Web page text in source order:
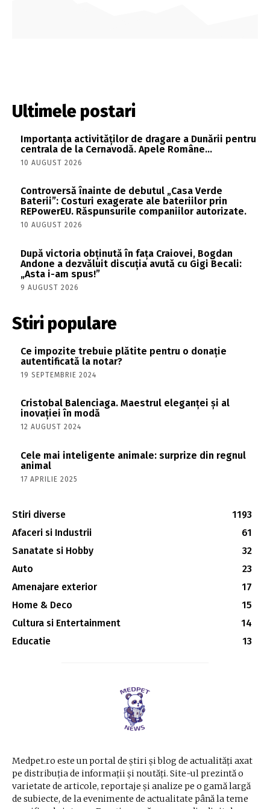
Ultimele postari
Importanța activităților de dragare a Dunării pentru
centrala de la Cernavodă. Apele Române…
10 AUGUST 2026
Controversă înainte de debutul „Casa Verde
Baterii”: Costuri exagerate ale bateriilor prin
REPowerEU. Răspunsurile companiilor autorizate.
10 AUGUST 2026
După victoria obținută în fața Craiovei, Bogdan
Andone a dezvăluit discuția avută cu Gigi Becali:
„Asta i-am spus!”
9 AUGUST 2026
Stiri populare
Ce impozite trebuie plătite pentru o donație
autentificată la notar?
19 SEPTEMBRIE 2024
Cristobal Balenciaga. Maestrul eleganței și al
inovației în modă
12 AUGUST 2024
Cele mai inteligente animale: surprize din regnul
animal
17 APRILIE 2025
Stiri diverse
1193
Afaceri si Industrii
61
Sanatate si Hobby
32
Auto
23
Amenajare exterior
17
Home & Deco
15
Cultura si Entertainment
14
Educatie
13
Medpet.ro este un portal de știri și blog de actualități axat
pe distribuția de informații și noutăți. Site-ul prezintă o
varietate de articole, reportaje și analize pe o gamă largă
de subiecte, de la evenimente de actualitate până la teme